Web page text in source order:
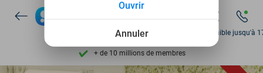
Disponible 7 jours par semaine
+ de 10 millions de membres
9,4 basé sur206 142 avis
Disponible jusqu'à
Annuler
Ouvrir